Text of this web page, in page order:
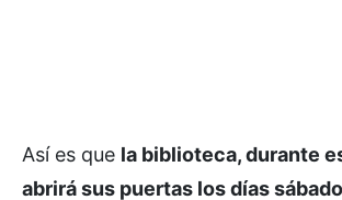
Así es que la biblioteca, durante
abrirá sus puertas los días